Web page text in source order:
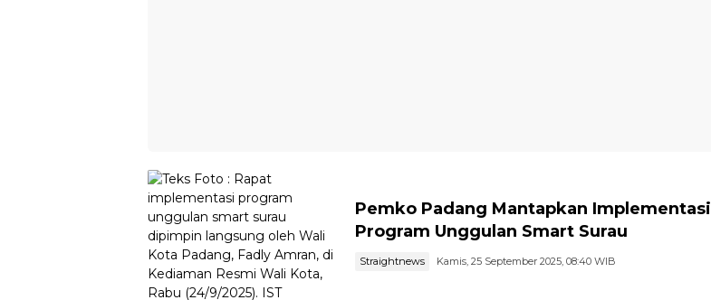
Pemko Padang Mantapkan Implementasi
Program Unggulan Smart Surau
Straightnews Kamis, 25 September 2025, 08:40 WIB